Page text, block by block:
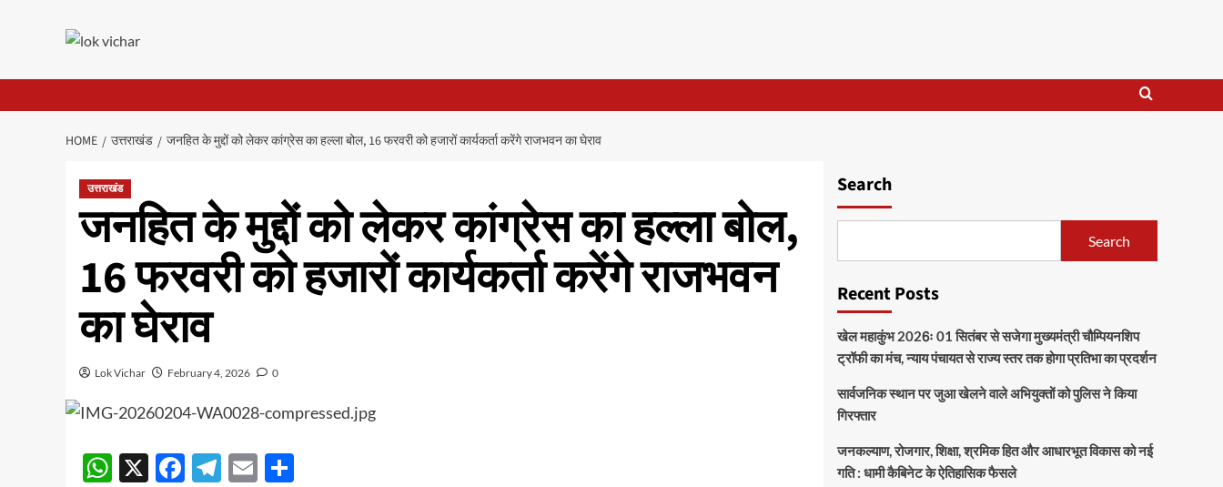
HOME उत्तराखंड जनहित के मुद्दों को लेकर कांग्रेस का हल्ला बोल, 16 फरवरी को हजारों कार्यकर्ता करेंगे राजभवन का घेराव
उत्तराखंड
जनहित के मुद्दों को लेकर कांग्रेस का हल्ला बोल,
16 फरवरी को हजारों कार्यकर्ता करेंगे राजभवन
का घेराव
Lok Vichar February 4, 2026 0
WhatsApp
X Facebook
Telegram
Email
Search
Search
Recent Posts
खेल महाकुंभ 2026ः 01 सितंबर से सजेगा मुख्यमंत्री चौम्पियनशिप
ट्रॉफी का मंच, न्याय पंचायत से राज्य स्तर तक होगा प्रतिभा का प्रदर्शन
सार्वजनिक स्थान पर जुआ खेलने वाले अभियुक्तों को पुलिस ने किया
गिरफ्तार
जनकल्याण, रोजगार, शिक्षा, श्रमिक हित और आधारभूत विकास को नई
गति : धामी कैबिनेट के ऐतिहासिक फैसले